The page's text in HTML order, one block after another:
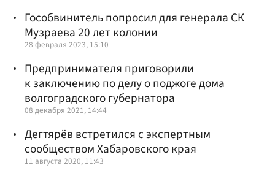
Гособвинитель попросил для генерала СК
Музраева 20 лет колонии
28 февраля 2023, 15:10
Предпринимателя приговорили
к заключению по делу о поджоге дома
волгоградского губернатора
08 декабря 2021, 14:44
Дегтярёв встретился с экспертным
сообществом Хабаровского края
11 августа 2020, 11:43